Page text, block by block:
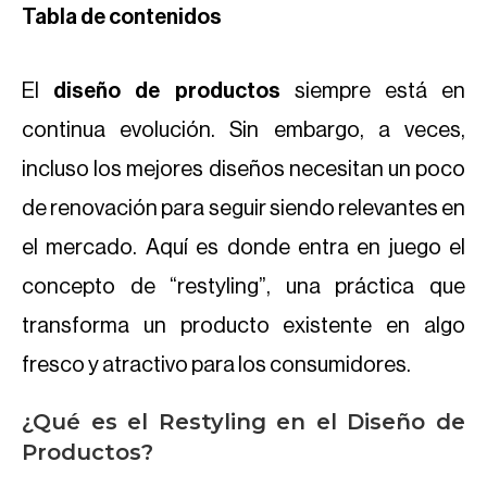
Tabla de contenidos
El diseño de productos siempre está en
continua evolución. Sin embargo, a veces,
incluso los mejores diseños necesitan un poco
de renovación para seguir siendo relevantes en
el mercado. Aquí es donde entra en juego el
concepto de “restyling”, una práctica que
transforma un producto existente en algo
fresco y atractivo para los consumidores.
¿Qué es el Restyling en el Diseño de
Productos?